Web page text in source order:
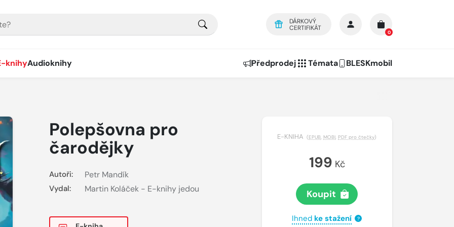
DÁRKOVÝ
CERTIFIKÁT
0
knihyAudioknihy Předprodej Témata BLESKmobil
Polepšovna pro
čarodějky
Autoři: Petr Mandík
Vydal: Martin Koláček - E-knihy jedou
E-KNIHA (EPUB, MOBI, PDF pro čtečky)
199 Kč
Koupit
Ihned ke stažení ?